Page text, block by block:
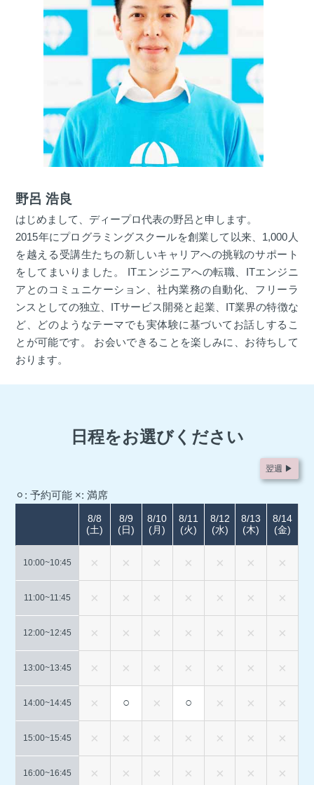
野呂 浩良
はじめまして、ディープロ代表の野呂と申します。
2015年にプログラミングスクールを創業して以来、1,000人
を越える受講生たちの新しいキャリアへの挑戦のサポート
をしてまいりました。 ITエンジニアへの転職、ITエンジニ
アとのコミュニケーション、社内業務の自動化、フリーラ
ンスとしての独立、ITサービス開発と起業、IT業界の特徴な
ど、どのようなテーマでも実体験に基づいてお話しするこ
とが可能です。 お会いできることを楽しみに、お待ちして
おります。
日程をお選びください
⚪︎: 予約可能 ×: 満席
翌週 ▶︎
10:00~10:45
11:00~11:45
12:00~12:45
13:00~13:45
14:00~14:45
15:00~15:45
16:00~16:45
8/8
(土)
8/9
(日)
○
8/10
(月)
8/11
(火)
○
8/12
(水)
8/13
(木)
8/14
(金)